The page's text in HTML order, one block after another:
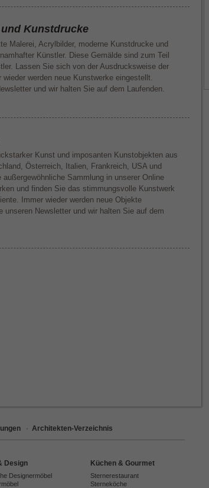
Kunstdrucke
Malerei, Acrylbilder, moderne Kunstdrucke und
Künstler. Diese Gemälde sind zum Teil
Lassen Sie sich von der Ausdrucksweise der
wieder werden neue Kunstwerke eingestellt.
und wir halten Sie auf dem Laufenden.
Kunst und imposanten Kunstobjekten aus
Österreich, Italien, Frankreich, USA und
Sammlung in unserer Online
und finden Sie das stimmungsvolle Kunstwerk
Immer wieder werden neue Objekte
unseren Newsletter und wir halten Sie auf dem
· Architekten-Verzeichnis
Design
Designermöbel
Küchen & Gourmet
Sternerestaurant
Sterneköche